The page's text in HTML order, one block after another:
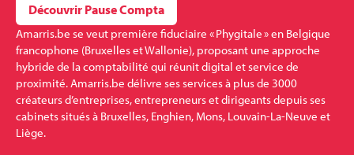
Découvrir Pause Compta
Amarris.be se veut première fiduciaire « Phygitale » en Belgique
francophone (Bruxelles et Wallonie), proposant une approche
hybride de la comptabilité qui réunit digital et service de
proximité. Amarris.be délivre ses services à plus de 3000
créateurs d’entreprises, entrepreneurs et dirigeants depuis ses
cabinets situés à Bruxelles, Enghien, Mons, Louvain-La-Neuve et
Liège.